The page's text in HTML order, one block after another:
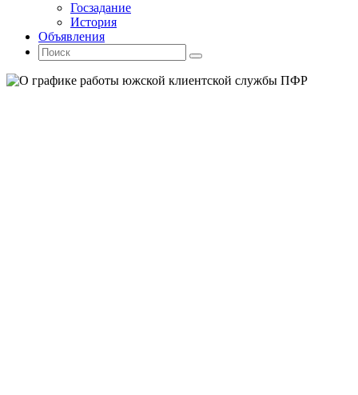
Госзадание
История
Объявления
Поиск
Искать:
Поиск